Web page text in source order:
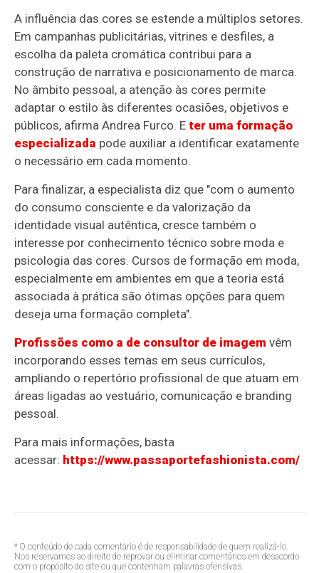
A influência das cores se estende a múltiplos setores.
Em campanhas publicitárias, vitrines e desfiles, a
escolha da paleta cromática contribui para a
construção de narrativa e posicionamento de marca.
No âmbito pessoal, a atenção às cores permite
adaptar o estilo às diferentes ocasiões, objetivos e
públicos, afirma Andrea Furco. Eter uma formação
especializada pode auxiliar a identificar exatamente
o necessário em cada momento.
Para finalizar, a especialista diz que "com o aumento
do consumo consciente e da valorização da
identidade visual autêntica, cresce também o
interesse por conhecimento técnico sobre moda e
psicologia das cores. Cursos de formação em moda,
especialmente em ambientes em que a teoria está
associada à prática são ótimas opções para quem
deseja uma formação completa".
Profissões como a de consultor de imagem vêm
incorporando esses temas em seus currículos,
ampliando o repertório profissional de que atuam em
áreas ligadas ao vestuário, comunicação e branding
pessoal.
Para mais informações, basta
acessar: https://www.passaportefashionista.com/
* O conteúdo de cada comentário é de responsabilidade de quem realizá-lo.
Nos reservamos ao direito de reprovar ou eliminar comentários em desacordo
com o propósito do site ou que contenham palavras ofensivas.